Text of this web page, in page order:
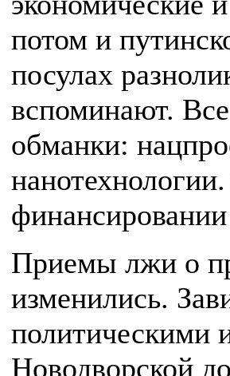
потом и
посулах
вспоминают.
обманки:
Приемы лжи о
изменились.
политическими
Новодворской